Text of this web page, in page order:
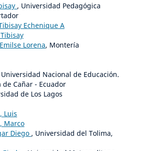
, Universidad Pedagógica
Echenique A
Lorena, Montería
Universidad Nacional de Educación.
Cañar - Ecuador
de Los Lagos
Luis
Marco
Diego , Universidad del Tolima,